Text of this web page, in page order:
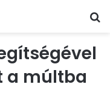
a múltba